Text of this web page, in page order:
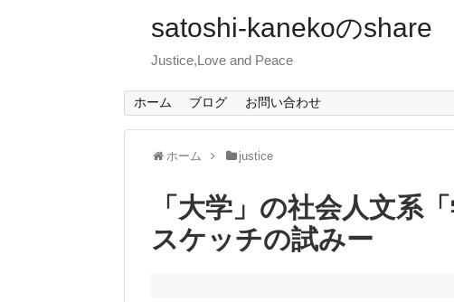
satoshi-kanekoのshare
Justice,Love and Peace
ホーム ブログ お問い合わせ
ホーム justice
「大学」の社会人文系
スケッチの試みー